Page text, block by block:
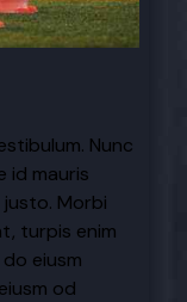
Nunc
id mauris
Morbi
turpis enim
eiusm
od